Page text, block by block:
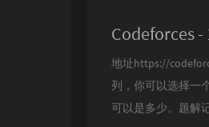
Codeforces
地址https://
列，你可以选择一
可以是多少。题解